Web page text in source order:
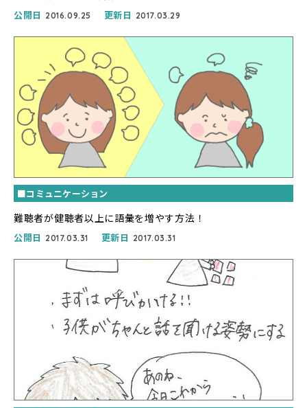
公開日 2016.09.25 更新日 2017.03.29
■コミュニケーション
難聴者が健聴者以上に語彙を増やす方法！
公開日 2017.03.31 更新日 2017.03.31